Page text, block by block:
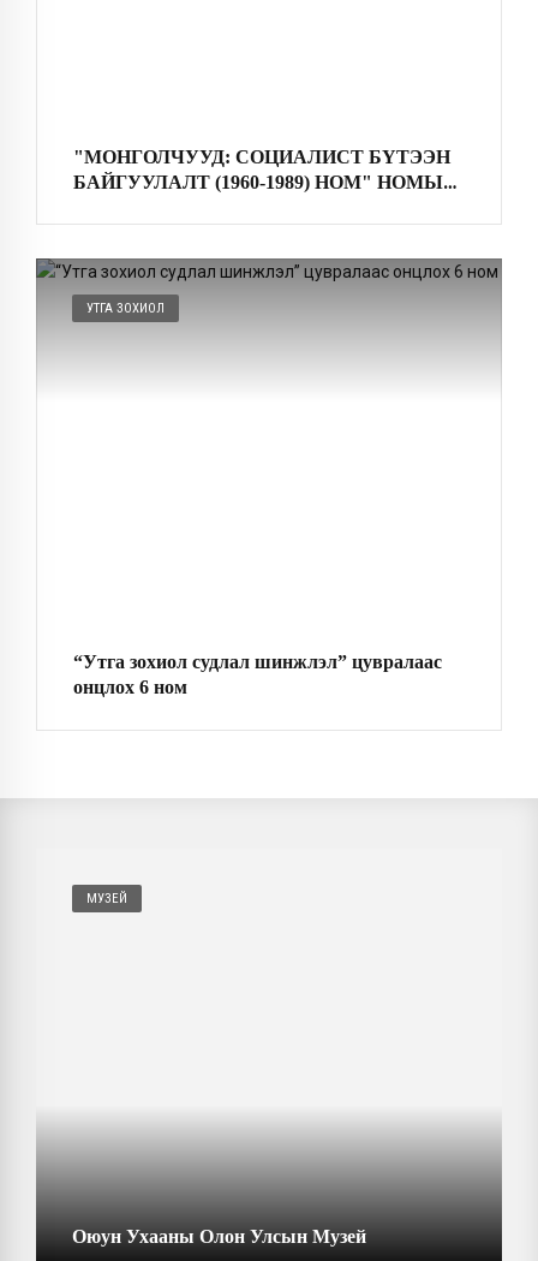
"МОНГОЛЧУУД: СОЦИАЛИСТ БҮТЭЭН
БАЙГУУЛАЛТ (1960-1989) НОМ" НОМЫН
УТГА ЗОХИОЛ
“Утга зохиол судлал шинжлэл” цувралаас
онцлох 6 ном
МУЗЕЙ
Оюун Ухааны Олон Улсын Музей